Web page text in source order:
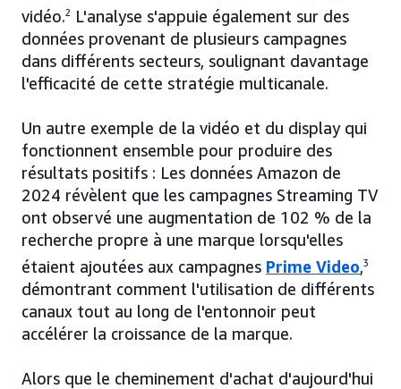
vidéo.2
L'analyse s'appuie également sur des
données provenant de plusieurs campagnes
dans différents secteurs, soulignant davantage
l'efficacité de cette stratégie multicanale.
Un autre exemple de la vidéo et du display qui
fonctionnent ensemble pour produire des
résultats positifs : Les données Amazon de
2024 révèlent que les campagnes Streaming TV
ont observé une augmentation de 102 % de la
recherche propre à une marque lorsqu'elles
étaient ajoutées aux campagnes Prime Video,3
démontrant comment l'utilisation de différents
canaux tout au long de l'entonnoir peut
accélérer la croissance de la marque.
Alors que le cheminement d'achat d'aujourd'hui